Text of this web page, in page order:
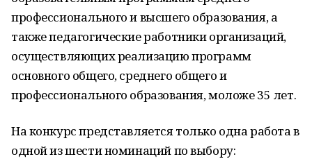
профессионального и высшего образования, а
также педагогические работники организаций,
осуществляющих реализацию программ
основного общего, среднего общего и
профессионального образования, моложе 35 лет.
На конкурс представляется только одна работа в
одной из шести номинаций по выбору: